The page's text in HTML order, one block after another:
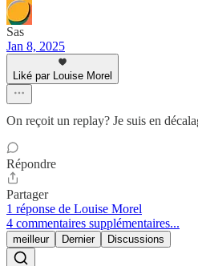
Sas
Jan 8, 2025
Liké par Louise Morel
On reçoit un replay? Je suis en
Répondre
Partager
1 réponse de Louise Morel
4 commentaires supplémentaires...
meilleur Dernier Discussions